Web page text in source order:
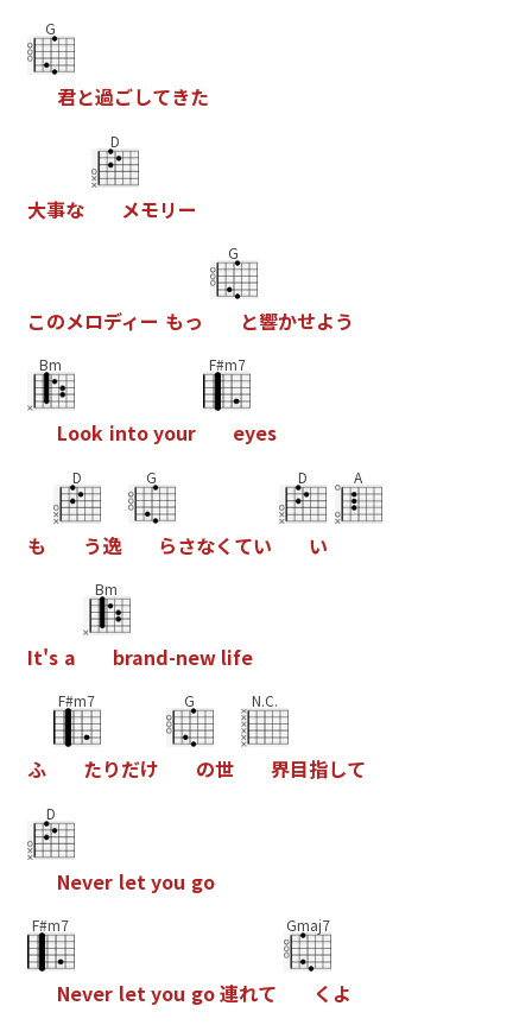
G
君と過ごしてきた
大事な
D
メモリー
このメロディー もっ
G
と響かせよう
Bm
Look intoyour
F#m7
eyes
も
D
う逸
G
らさなく てい
D
い
A
It's a
Bm
brand-new life
ふ
F#m7
たりだけ
G
の世
N.C.
界目指して
D
Never let you go
F#m7
Never letyou go連れて
Gmaj7
く よ